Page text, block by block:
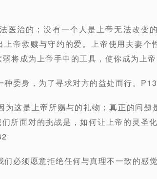
医治的；没有一个人是上帝无法改变
上帝救赎与守约的爱。上帝使用夫妻个
将成为上帝手中的工具，使你成为上
种委身，为了寻求对方的益处而行。
为这是上帝所赐与的礼物；真正的问题
所面对的挑战是，如何让上帝的灵圣
必须愿意拒绝任何与真理不一致的感